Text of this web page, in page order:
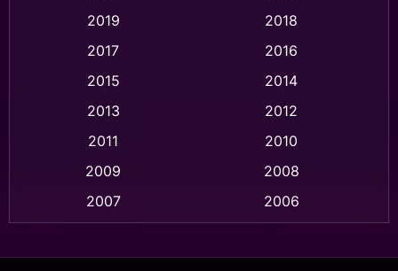
Animation แอนิเมชั่น (1)
Based on a True Story เรื่องจริง(36)
2019
2018
2017
2016
2015
2014
2013
2012
2011
2010
2009
2008
2007
2006
2003
2002